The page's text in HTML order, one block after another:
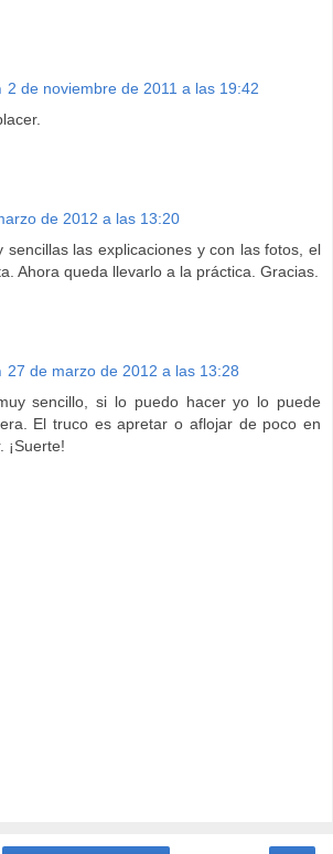
2 de noviembre de 2011 a las 19:42
de 2012 a las 13:20
sencillas las explicaciones y con las fotos, el
Ahora queda llevarlo a la práctica. Gracias.
27 de marzo de 2012 a las 13:28
sencillo, si lo puedo hacer yo lo puede
El truco es apretar o aflojar de poco en
¡Suerte!